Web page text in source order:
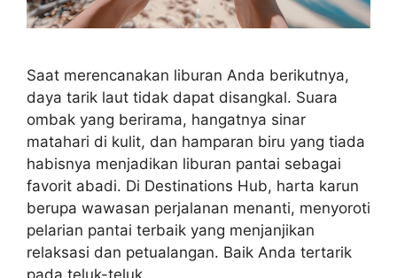
Saat merencanakan liburan Anda berikutnya,
daya tarik laut tidak dapat disangkal. Suara
ombak yang berirama, hangatnya sinar
matahari di kulit, dan hamparan biru yang tiada
habisnya menjadikan liburan pantai sebagai
favorit abadi. Di Destinations Hub, harta karun
berupa wawasan perjalanan menanti, menyoroti
pelarian pantai terbaik yang menjanjikan
relaksasi dan petualangan. Baik Anda tertarik